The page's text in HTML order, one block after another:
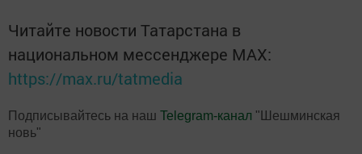
Читайте новости Татарстана в
национальном мессенджере MАХ:
https://max.ru/tatmedia
Подписывайтесь на наш Telegram-канал "Шешминская
новь"